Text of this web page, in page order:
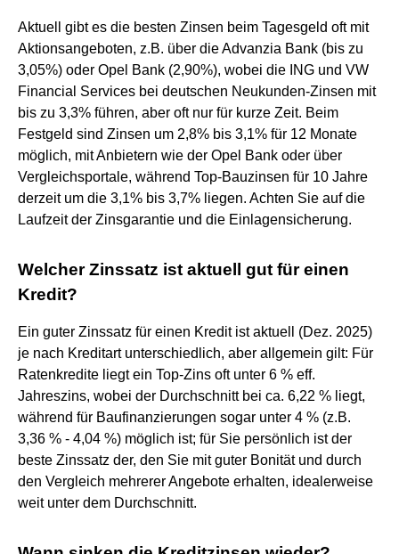
Aktuell gibt es die besten Zinsen beim Tagesgeld oft mit
Aktionsangeboten, z.B. über die Advanzia Bank (bis zu
3,05%) oder Opel Bank (2,90%), wobei die ING und VW
Financial Services bei deutschen Neukunden-Zinsen mit
bis zu 3,3% führen, aber oft nur für kurze Zeit. Beim
Festgeld sind Zinsen um 2,8% bis 3,1% für 12 Monate
möglich, mit Anbietern wie der Opel Bank oder über
Vergleichsportale, während Top-Bauzinsen für 10 Jahre
derzeit um die 3,1% bis 3,7% liegen. Achten Sie auf die
Laufzeit der Zinsgarantie und die Einlagensicherung.
Welcher Zinssatz ist aktuell gut für einen
Kredit?
Ein guter Zinssatz für einen Kredit ist aktuell (Dez. 2025)
je nach Kreditart unterschiedlich, aber allgemein gilt: Für
Ratenkredite liegt ein Top-Zins oft unter 6 % eff.
Jahreszins, wobei der Durchschnitt bei ca. 6,22 % liegt,
während für Baufinanzierungen sogar unter 4 % (z.B.
3,36 % - 4,04 %) möglich ist; für Sie persönlich ist der
beste Zinssatz der, den Sie mit guter Bonität und durch
den Vergleich mehrerer Angebote erhalten, idealerweise
weit unter dem Durchschnitt.